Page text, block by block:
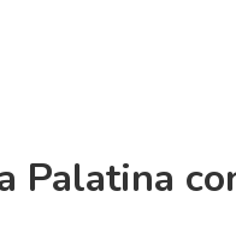
Palatina